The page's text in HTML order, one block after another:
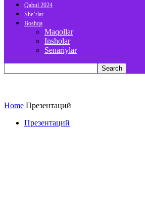
Qabul 2024
She’rlar
Boshqa
Maqollar
Insholar
Senariylar
Home Презентаций
Презентаций